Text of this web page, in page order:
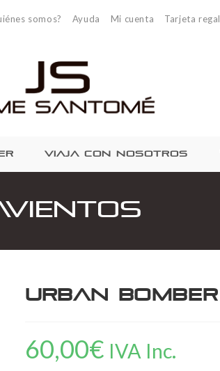
somos? Ayuda Mi cuenta Tarjeta
VIAJA CON NOSOTROS
Urban
60,00€ IVA Inc.